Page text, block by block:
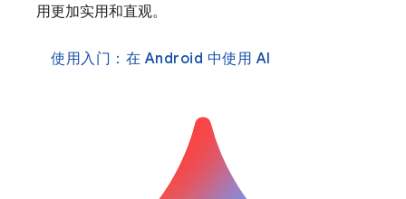
用更加实用和直观。
使用入门：在 Android 中使用 AI